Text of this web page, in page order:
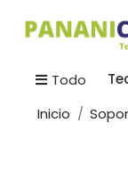
Todo
Inicio